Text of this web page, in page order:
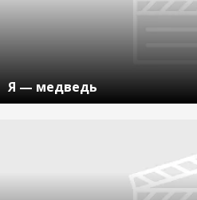
Я — медведь